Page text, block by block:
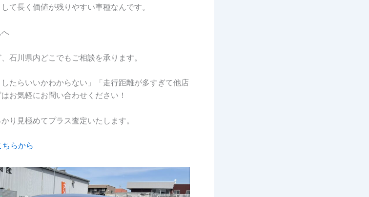
て長く価値が残りやすい車種なんです。
石川県内どこでもご相談を承ります。
したらいいかわからない」「走行距離が多すぎて他店
お気軽にお問い合わせください！
り見極めてプラス査定いたします。
らから